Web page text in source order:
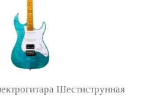
Шестиструнная